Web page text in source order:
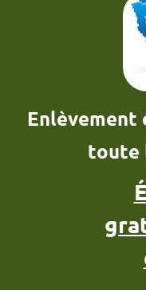
Enlèvement
toute